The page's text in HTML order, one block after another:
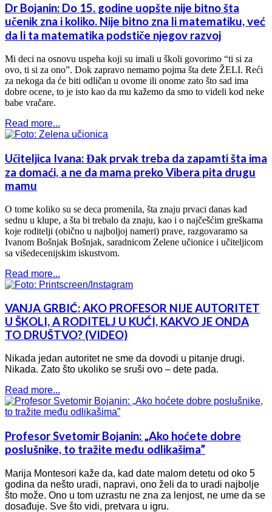
Dr Bojanin: Do 15. godine uopšte nije bitno šta
učenik zna i koliko. Nije bitno zna li matematiku, već
da li ta matematika podstiče njegov razvoj
Mi deci na osnovu uspeha koji su imali u školi govorimo “ti si za
ovo, ti si za ono”. Dok zapravo nemamo pojma šta dete ŽELI. Reći
za nekoga da će biti odličan u ovome ili onome zato što sad ima
dobre ocene, to je isto kao da mu kažemo da smo to videli kod neke
babe vračare.
Read more...
Učiteljica Ivana: Đak prvak treba da zapamti šta ima
za domaći, a ne da mama preko Vibera pita drugu
mamu
O tome koliko su se deca promenila, šta znaju prvaci danas kad
sednu u klupe, a šta bi trebalo da znaju, kao i o najčešćim greškama
koje roditelji (obično u najboljoj nameri) prave, razgovaramo sa
Ivanom Bošnjak Bošnjak, saradnicom Zelene učionice i učiteljicom
sa višedecenijskim iskustvom.
Read more...
VANJA GRBIĆ: AKO PROFESOR NIJE AUTORITET
U ŠKOLI, A RODITELJ U KUĆI, KAKVO JE ONDA
TO DRUŠTVO? (VIDEO)
Nikada jedan autoritet ne sme da dovodi u pitanje drugi.
Nikada. Zato što ukoliko se sruši ovo – dete pada.
Read more...
Profesor Svetomir Bojanin: „Ako hoćete dobre
poslušnike, to tražite među odlikašima”
Marija Montesori kaže da, kad date malom detetu od oko 5
godina da nešto uradi, napravi, ono želi da to uradi najbolje
što može. Ono u tom uzrastu ne zna za lenjost, ne ume da se
dosađuje. Sve što vidi, pretvara u igru.